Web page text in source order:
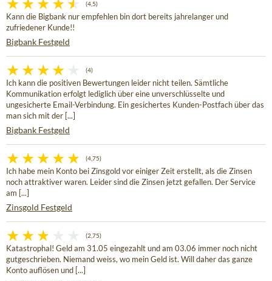
(4,5)
Kann die Bigbank nur empfehlen bin dort bereits jahrelanger und
zufriedener Kunde!!
Bigbank Festgeld
(4)
Ich kann die positiven Bewertungen leider nicht teilen. Sämtliche
Kommunikation erfolgt lediglich über eine unverschlüsselte und
ungesicherte Email-Verbindung. Ein gesichertes Kunden-Postfach über das
man sich mit der [...]
Bigbank Festgeld
(4,75)
Ich habe mein Konto bei Zinsgold vor einiger Zeit erstellt, als die Zinsen
noch attraktiver waren. Leider sind die Zinsen jetzt gefallen. Der Service
am [...]
Zinsgold Festgeld
(2,75)
Katastrophal! Geld am 31.05 eingezahlt und am 03.06 immer noch nicht
gutgeschrieben. Niemand weiss, wo mein Geld ist. Will daher das ganze
Konto auflösen und [...]